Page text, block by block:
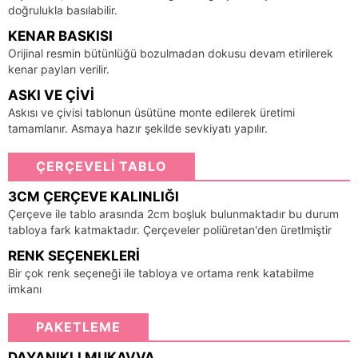
doğrulukla basılabilir.
KENAR BASKISI
Orijinal resmin bütünlüğü bozulmadan dokusu devam etirilerek
kenar payları verilir.
ASKI VE ÇIVI
Askısı ve çivisi tablonun üsütüne monte edilerek üretimi
tamamlanır. Asmaya hazır şekilde sevkiyatı yapılır.
ÇERÇEVELİ TABLO
3CM ÇERÇEVE KALINLIĞI
Çerçeve ile tablo arasında 2cm boşluk bulunmaktadır bu durum
tabloya fark katmaktadır. Çerçeveler poliüretan'den üretlmiştir
RENK SEÇENEKLERI
Bir çok renk seçeneği ile tabloya ve ortama renk katabilme
imkanı
PAKETLEME